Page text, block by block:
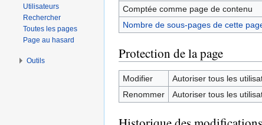
Comptée comme page de contenu
Nombre de sous-pages de cette
Protection de la page
Modifier
Autoriser tous les
Renommer
Autoriser tous les
Utilisateurs
Rechercher
Toutes les pages
Page au hasard
Outils